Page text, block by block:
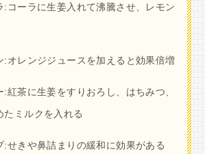
:コーラに生姜入れて沸騰させ、レモン
:オレンジジュースを加えると効果倍増
:紅茶に生姜をすりおろし、はちみつ、
たミルクを入れる
:せきや鼻詰まりの緩和に効果がある